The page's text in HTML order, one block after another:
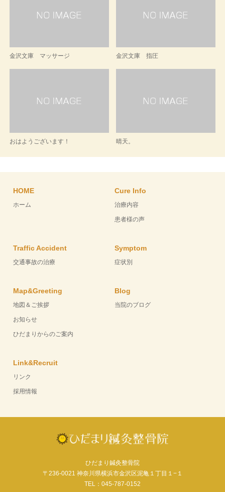
金沢文庫 マッサージ 金沢文庫 指圧
おはようございます！ 晴天。
HOME
ホーム
Cure Info
治療内容
患者様の声
Traffic Accident
交通事故の治療
Symptom
症状別
Map&Greeting
地図＆ご挨拶
お知らせ
ひだまりからのご案内
Blog
当院のブログ
Link&Recruit
リンク
採用情報
ひだまり鍼灸整骨院
〒236-0021 神奈川県横浜市金沢区泥亀１丁目１−１
TEL：045-787-0152